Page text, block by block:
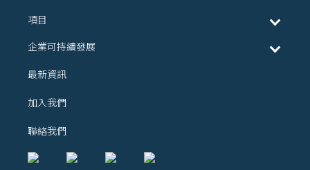
項目
企業可持續發展
最新資訊
加入我們
聯絡我們